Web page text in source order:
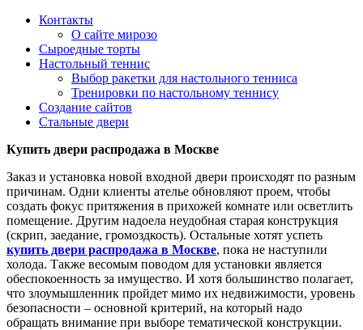
Контакты
О сайте мирозо
Сыроедные торты
Настольный теннис
Выбор ракетки для настольного тенниса
Тренировки по настольному теннису
Создание сайтов
Стальные двери
Купить двери распродажа в Москве
Заказ и установка новой входной двери происходят по разным
причинам. Одни клиенты ателье обновляют проем, чтобы
создать фокус притяжения в прихожей комнате или осветлить
помещение. Другим надоела неудобная старая конструкция
(скрип, заедание, громоздкость). Остальные хотят успеть
купить двери распродажа в Москве, пока не наступили
холода. Также весомым поводом для установки является
обеспокоенность за имущество. И хотя большинство полагает,
что злоумышленник пройдет мимо их недвижимости, уровень
безопасности – основной критерий, на который надо
обращать внимание при выборе тематической конструкции.